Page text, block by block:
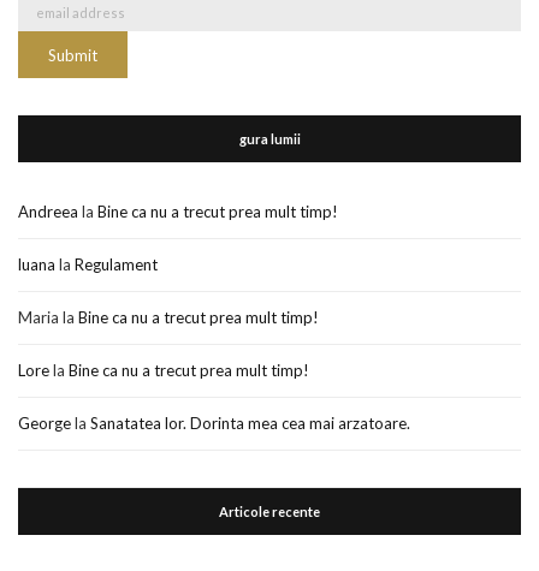
gura lumii
Andreea la Bine ca nu a trecut prea mult timp!
luana la Regulament
Maria la Bine ca nu a trecut prea mult timp!
Lorela Bine ca nu a trecut prea mult timp!
Georgela Sanatatea lor. Dorinta mea cea mai arzatoare.
Articole recente